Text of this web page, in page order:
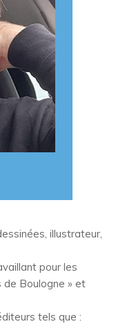
illustrateur,
pour les
de Boulogne » et
tels que :